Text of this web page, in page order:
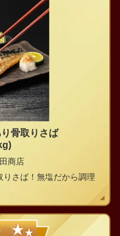
骨取りさば
商店
さば！無塩だから調理